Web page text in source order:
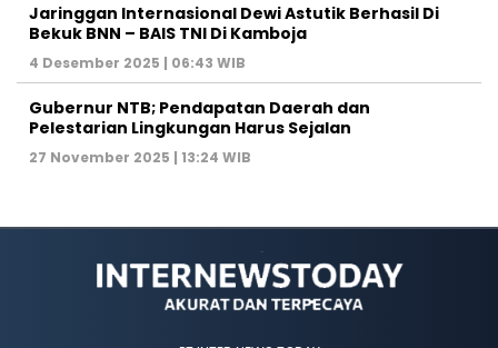
Jaringgan Internasional Dewi Astutik Berhasil Di
Bekuk BNN – BAIS TNI Di Kamboja
4 Desember 2025 | 06:43 WIB
Gubernur NTB; Pendapatan Daerah dan
Pelestarian Lingkungan Harus Sejalan
27 November 2025 | 13:24 WIB